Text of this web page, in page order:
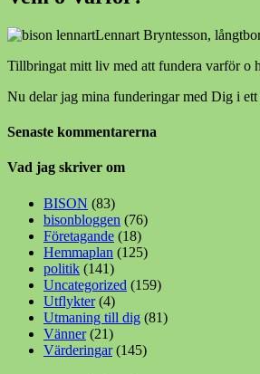
Lennart Bryntesson,
Tillbringat mitt liv med att fundera varför o
Nu delar jag mina funderingar med Dig i
Senaste kommentarerna
Vad jag skriver om
BISON (83)
bisonbloggen (76)
Företagande (18)
Hemmaplan (125)
politik (141)
Uncategorized (159)
Utflykter(4)
Utmaning till dig (81)
Vänner(21)
Värderingar(145)